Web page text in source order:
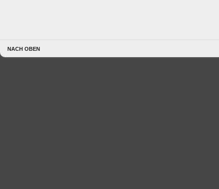
NACH OBEN